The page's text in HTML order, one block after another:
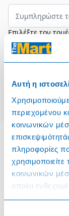
Αυτή η
περιεχομένου
κοινωνικών
πληροφορίες
κοινωνικών
οποίοι
πληροφορίες
Επιλέξτε τον
Πληροφορίες
Όροι &
Πολιτική Cookies